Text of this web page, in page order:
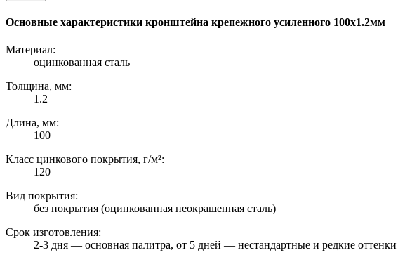
Основные характеристики кронштейна крепежного усиленного 100х1.2мм
Материал:
оцинкованная сталь
Толщина, мм:
1.2
Длина, мм:
100
Класс цинкового покрытия, г/м²:
120
Вид покрытия:
без покрытия (оцинкованная неокрашенная сталь)
Срок изготовления:
2-3 дня — основная палитра, от 5 дней — нестандартные и редкие оттенки